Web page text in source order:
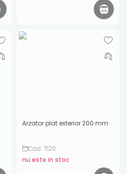
Arzator plat exterior 200 mm
Cod: 7120
nu este in stoc